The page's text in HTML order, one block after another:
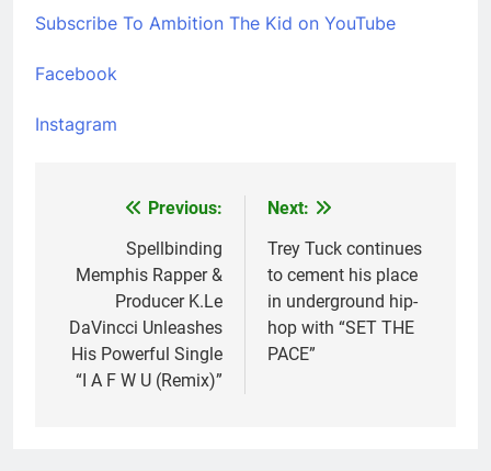
Subscribe To Ambition The Kid on YouTube
Facebook
Instagram
navigation
Previous:
Spellbinding
Memphis Rapper &
Producer K.Le
DaVincci Unleashes
His Powerful Single
“I A F W U (Remix)”
Next:
Trey Tuck continues
to cement his place
in underground hip-
hop with “SET THE
PACE”